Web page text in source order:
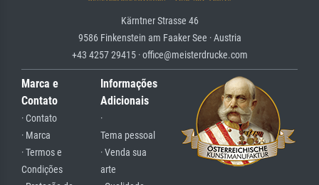
Kärntner Strasse 46
9586 Finkenstein am Faaker See · Austria
+43 4257 29415 · office@meisterdrucke.com
Marca e
Contato
· Contato
· Marca
· Termos e
Condições
Informações
Adicionais
·
Tema pessoal
· Venda sua
arte